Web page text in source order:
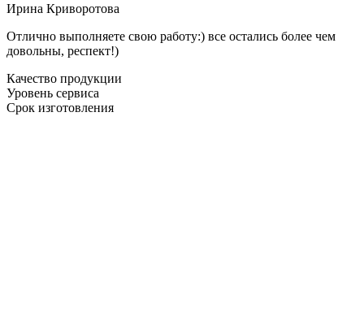
Ирина Криворотова
Отлично выполняете свою работу:) все остались более чем
довольны, респект!)
Качество продукции
Уровень сервиса
Срок изготовления